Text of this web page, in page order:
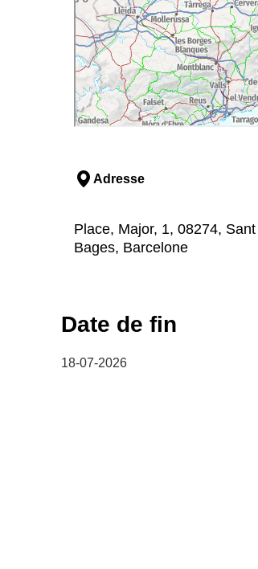
Adresse
Place, Major, 1, 08274,
Bages, Barcelone
Date de fin
18-07-2026